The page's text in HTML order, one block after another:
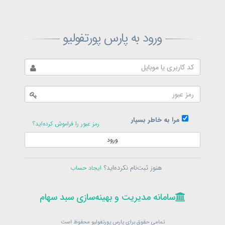
ورود به پارس پورتفولیو
مرا به خاطر بسپار
رمز عبور را فراموش کرده‌اید؟
ورود
هنوز ثبت‌نام نکرده‌اید؟ ایجاد حساب
سامانه مدیریت و بهینه‌سازی سبد سهام
تمامی حقوق برای پارس پورتفولیو محفوظ است
ثبت‌نام پارس پورتفولیو
ثبت‌نام
در حال حاضر عضو هستید؟فرم ورود
سامانه مدیریت و بهینه‌سازی سبد سهام
بازیابی رمز پارس پورتفولیو
در حال حاضر عضو هستید؟
سامانه مدیریت و بهینه‌سازی سبد سهام
تمامی حقوق برای پارس پورتفولیو محفوظ است